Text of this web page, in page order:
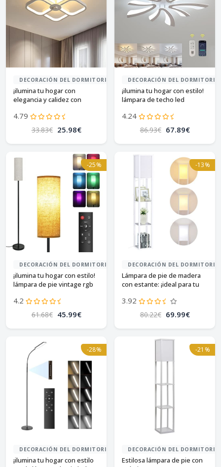
DECORACIÓN DEL DORMITORIO
¡ilumina tu hogar con
elegancia y calidez con
4.79
33.83€ 25.98€
DECORACIÓN DEL DORMITORIO
¡ilumina tu hogar con estilo!
lámpara de techo led
4.24
86.93€ 67.89€
-25%
DECORACIÓN DEL DORMITORIO
¡ilumina tu hogar con estilo!
lámpara de pie vintage rgb
4.2
61.68€ 45.99€
-13%
DECORACIÓN DEL DORMITORIO
Lámpara de pie de madera
con estante: ¡ideal para tu
3.92
80.22€ 69.99€
-28%
DECORACIÓN DEL DORMITORIO
¡ilumina tu hogar con estilo
-21%
DECORACIÓN DEL DORMITORIO
Estilosa lámpara de pie con